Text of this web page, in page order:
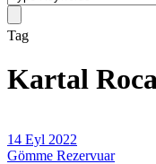
Tag
Kartal
14 Eyl 2022
Gömme Rezervuar